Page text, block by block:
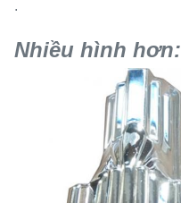
.
Nhiều hình hơn: